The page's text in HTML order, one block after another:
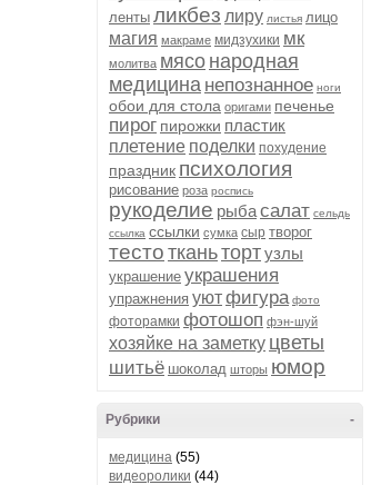
ленты ликбез лиру листья лицо
магия макраме мидзухики мк
молитва мясо народная
медицина непознанное ноги
обои для стола оригами печенье
пирог пирожки пластик
плетение поделки похудение
праздник психология
рисование роза роспись
рукоделие рыбасалат сельдь
ссылка ссылки сумка сыр творог
тесто тканьтортузлы
украшение украшения
упражнения уютфигура фото
фоторамки фотошоп фэн-шуй
хозяйке на заметку цветы
шитьё шоколад шторы юмор
-
Рубрики
медицина (55)
видеоролики (44)